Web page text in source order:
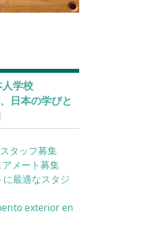
学校
日本の学びと
タッフ募集
メート募集
最適なスタジ
exterior en